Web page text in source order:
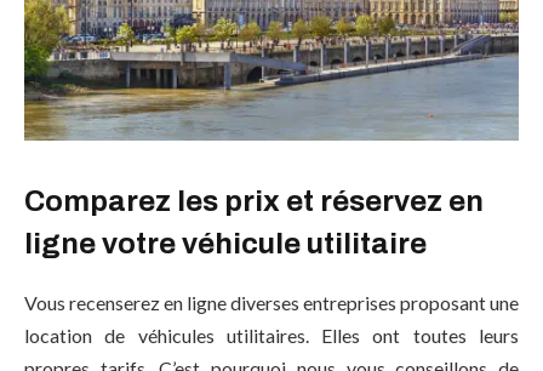
Comparez les prix et réservez en
ligne votre véhicule utilitaire
Vous recenserez en ligne diverses entreprises proposant une
location de véhicules utilitaires. Elles ont toutes leurs